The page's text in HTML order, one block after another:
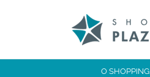
O SHOPPING